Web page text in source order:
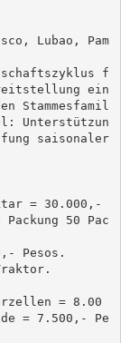
Lubao, Pam
f
ein
Stammesfamil
Unterstützun
saisonaler
= 30.000,-
Packung 50 Pac
Pesos.
= 8.00
= 7.500,- Pe